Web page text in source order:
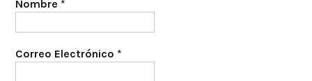
Nombre *
Correo Electrónico *